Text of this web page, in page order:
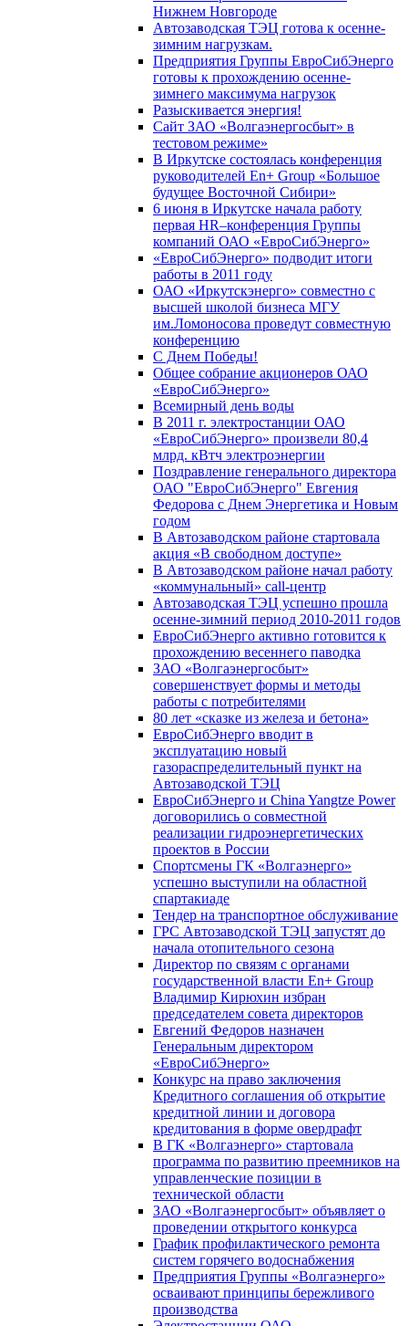
Нижнем Новгороде
Автозаводская ТЭЦ готова к осенне-
зимним нагрузкам.
Предприятия Группы ЕвроСибЭнерго
готовы к прохождению осенне-
зимнего максимума нагрузок
Разыскивается энергия!
Сайт ЗАО «Волгаэнергосбыт» в
тестовом режиме»
В Иркутске состоялась конференция
руководителей En+ Group «Большое
будущее Восточной Сибири»
6 июня в Иркутске начала работу
первая HR–конференция Группы
компаний ОАО «ЕвроСибЭнерго»
«ЕвроСибЭнерго» подводит итоги
работы в 2011 году
ОАО «Иркутскэнерго» совместно с
высшей школой бизнеса МГУ
им.Ломоносова проведут совместную
конференцию
С Днем Победы!
Общее собрание акционеров ОАО
«ЕвроСибЭнерго»
Всемирный день воды
В 2011 г. электростанции ОАО
«ЕвроСибЭнерго» произвели 80,4
млрд. кВтч электроэнергии
Поздравление генерального директора
ОАО "ЕвроСибЭнерго" Евгения
Федорова с Днем Энергетика и Новым
годом
В Автозаводском районе стартовала
акция «В свободном доступе»
В Автозаводском районе начал работу
«коммунальный» call-центр
Автозаводская ТЭЦ успешно прошла
осенне-зимний период 2010-2011 годов
ЕвроСибЭнерго активно готовится к
прохождению весеннего паводка
ЗАО «Волгаэнергосбыт»
совершенствует формы и методы
работы с потребителями
80 лет «сказке из железа и бетона»
ЕвроСибЭнерго вводит в
эксплуатацию новый
газораспределительный пункт на
Автозаводской ТЭЦ
ЕвроСибЭнерго и China Yangtze Power
договорились о совместной
реализации гидроэнергетических
проектов в России
Спортсмены ГК «Волгаэнерго»
успешно выступили на областной
спартакиаде
Тендер на транспортное обслуживание
ГРС Автозаводской ТЭЦ запустят до
начала отопительного сезона
Директор по связям с органами
государственной власти En+ Group
Владимир Кирюхин избран
председателем совета директоров
Евгений Федоров назначен
Генеральным директором
«ЕвроСибЭнерго»
Конкурс на право заключения
Кредитного соглашения об открытие
кредитной линии и договора
кредитования в форме овердрафт
В ГК «Волгаэнерго» стартовала
программа по развитию преемников на
управленческие позиции в
технической области
ЗАО «Волгаэнергосбыт» объявляет о
проведении открытого конкурса
График профилактического ремонта
систем горячего водоснабжения
Предприятия Группы «Волгаэнерго»
осваивают принципы бережливого
производства